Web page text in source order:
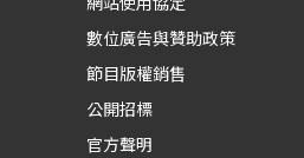
數位廣告與贊助政策
節目版權銷售
公開招標
官方聲明